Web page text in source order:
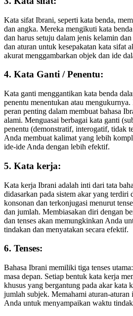
Kata sifat Ibrani, seperti kata benda,
dan angka. Mereka mengikuti kata
dan harus setuju dalam jenis kelamin
dan aturan untuk kesepakatan kata sifat
akurat menggambarkan objek dan ide
4. Kata Ganti / Penentu:
Kata ganti menggantikan kata benda
penentu menentukan atau
peran penting dalam membuat bahasa
alami. Menguasai berbagai kata ganti
penentu (demonstratif, interogatif, tidak
Anda membuat kalimat yang lebih
ide-ide Anda dengan lebih efektif.
5. Kata kerja:
Kata kerja Ibrani adalah inti dari tata
didasarkan pada sistem akar yang terdiri
konsonan dan terkonjugasi menurut
dan jumlah. Membiasakan diri dengan
dan tenses akan memungkinkan Anda
tindakan dan menyatakan secara efektif.
6. Tenses:
Bahasa Ibrani memiliki tiga tenses
masa depan. Setiap bentuk kata kerja
khusus yang bergantung pada akar kata
jumlah subjek. Memahami aturan-
Anda untuk menyampaikan waktu